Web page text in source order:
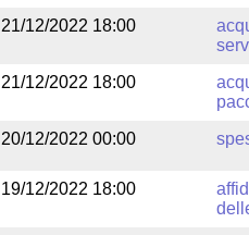
21/12/2022 18:00
21/12/2022 18:00
20/12/2022 00:00
19/12/2022 18:00